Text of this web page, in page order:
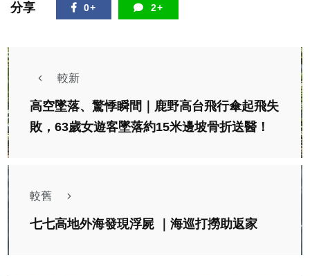
分享 0+ 2+
較新
高空墜落、驚悸瞬間｜鹿野高台飛行傘起飛失
敗，63歲女遊客墜落約15米邊坡骨折送醫！
較舊
七七高地外海發現浮屍 ｜海巡打撈助返家